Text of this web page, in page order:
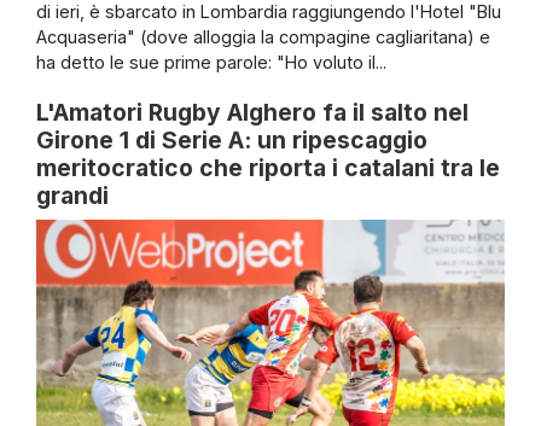
di ieri, è sbarcato in Lombardia raggiungendo l'Hotel "Blu
Acquaseria" (dove alloggia la compagine cagliaritana) e
ha detto le sue prime parole: "Ho voluto il...
L'Amatori Rugby Alghero fa il salto nel
Girone 1 di Serie A: un ripescaggio
meritocratico che riporta i catalani tra le
grandi